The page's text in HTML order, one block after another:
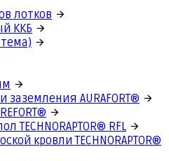
лотков
ККБ
AURAFORT®
RFL
кровли TECHNORAPTOR®